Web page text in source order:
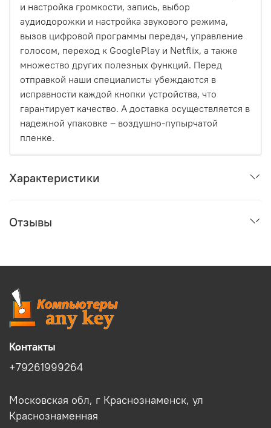
и настройка громкости, запись, выбор
аудиодорожки и настройка звукового режима,
вызов цифровой программы передач, управление
голосом, переход к GooglePlay и Netflix, а также
множество других полезных функций. Перед
отправкой наши специалисты убеждаются в
исправности каждой кнопки устройства, что
гарантирует качество. А доставка осуществляется в
надежной упаковке – воздушно-пупырчатой
пленке.
Характеристики
Отзывы
Контакты
+79261999264
Московская обл, г Краснознаменск, ул
Краснознаменная